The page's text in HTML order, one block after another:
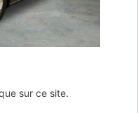
sur ce site.